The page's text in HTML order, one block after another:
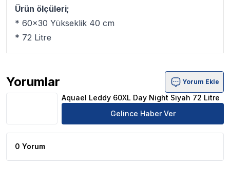
Ürün ölçüleri;
* 60x30 Yükseklik 40 cm
* 72 Litre
Yorumlar
Aquael Leddy 60XL Day Night Siyah 72 Litre Ürün
Yorum Ekle
Aquael Leddy 60XL Day Night Siyah 72 Litre
Gelince Haber Ver
0 Yorum